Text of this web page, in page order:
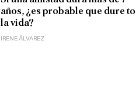
años, ¿es probable que dure
la vida?
IRENE ÁLVAREZ